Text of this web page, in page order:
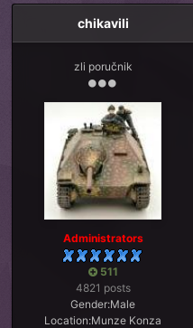
chikavili
zli poručnik
Administrators
511
4821 posts
Gender:Male
Location:Munze Konza